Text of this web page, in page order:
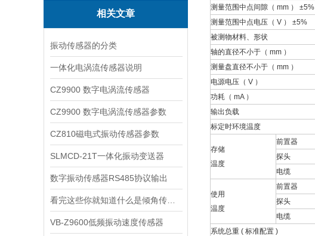
相关文章
振动传感器的分类
一体化电涡流传感器说明
CZ9900 数字电涡流传感器
CZ9900 数字电涡流传感器参数
CZ810磁电式振动传感器参数
SLMCD-21T一体化振动变送器
数字振动传感器RS485协议输出
VB-Z9600低频振动速度传感器
测量范围中点间隙（ mm ） ±5%
测量范围中点电压（ V ） ±5%
被测物材料、形状
轴的直径不小于（ mm ）
测量盘直径不小于（ mm ）
电源电压（ V ）
功耗（ mA ）
输出负载
标定时环境温度
存储
温度
前置器
探头
电缆
使用
温度
前置器
探头
电缆
系统总重 ( 标准配置 )